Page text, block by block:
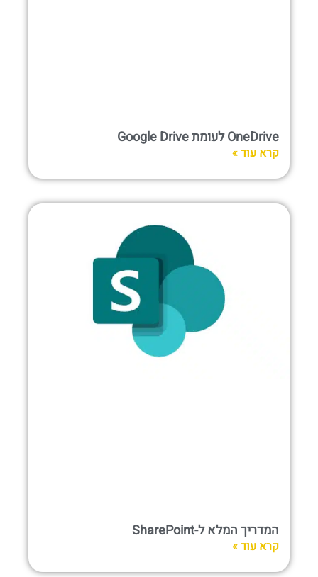
OneDrive לעומת Google Drive
קרא עוד »
המדריך המלא ל-SharePoint
קרא עוד »